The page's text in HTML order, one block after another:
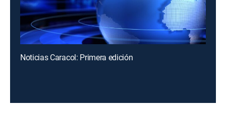
Noticias Caracol: Primera edición